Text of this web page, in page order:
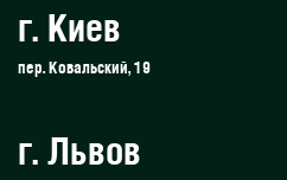
г. Киев
пер. Ковальский, 19
г. Львов